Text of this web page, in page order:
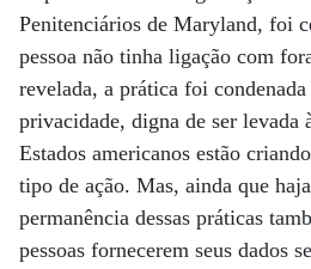
Penitenciários de Maryland, foi
pessoa não tinha ligação com
revelada, a prática foi
privacidade, digna de ser levada
Estados americanos estão
tipo de ação. Mas, ainda que
permanência dessas práticas
pessoas fornecerem seus dados